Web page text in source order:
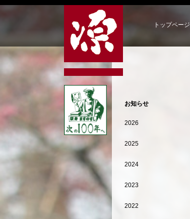
トップページ
お知らせ
2026
2025
2024
2023
2022